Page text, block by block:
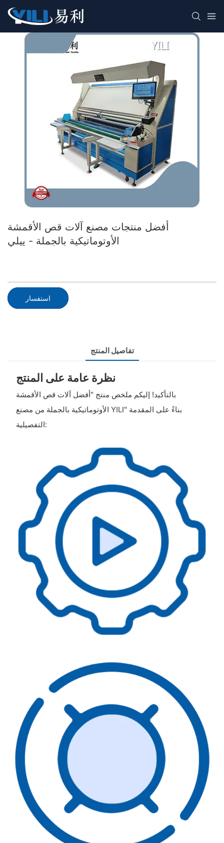
أفضل منتجات مصنع آلات قص الأقمشة
الأوتوماتيكية بالجملة - ييلي
استفسار
تفاصيل المنتج
نظرة عامة على المنتج
بالتأكيد! إليكم ملخص منتج "أفضل آلات قص الأقمشة
الأوتوماتيكية بالجملة من مصنع YILI" بناءً على المقدمة
التفصيلية: